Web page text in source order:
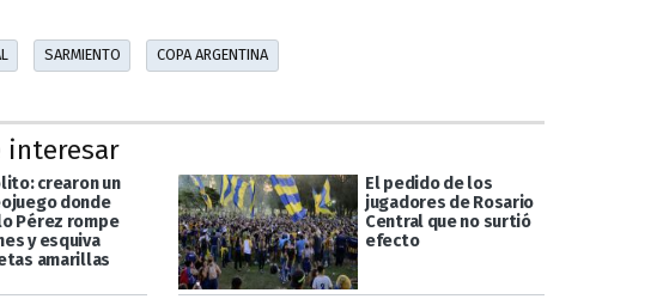
SARMIENTO COPA ARGENTINA
interesar
crearon un
donde
Pérez rompe
y esquiva
amarillas
El pedido de los
jugadores de Rosario
Central que no surtió
efecto